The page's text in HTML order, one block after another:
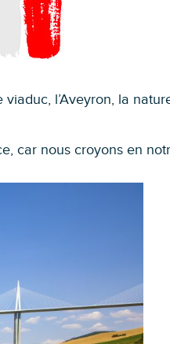
l’Aveyron, la
car nous croyons en